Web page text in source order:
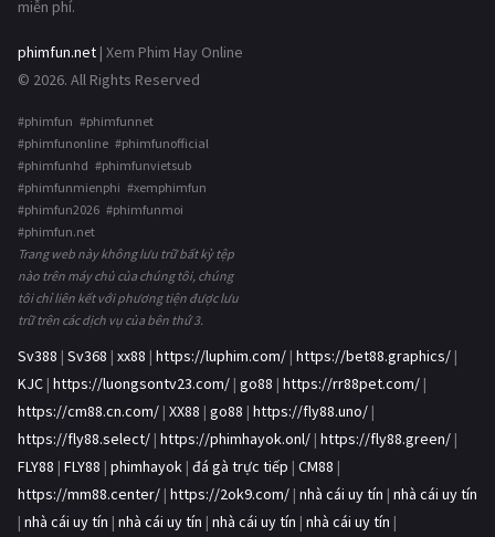
miễn phí.
phimfun.net | Xem Phim Hay Online
© 2026. All Rights Reserved
#phimfun #phimfunnet
#phimfunonline #phimfunofficial
#phimfunhd #phimfunvietsub
#phimfunmienphi #xemphimfun
#phimfun2026 #phimfunmoi
#phimfun.net
Trang web này không lưu trữ bất kỳ tệp
nào trên máy chủ của chúng tôi, chúng
tôi chỉ liên kết với phương tiện được lưu
trữ trên các dịch vụ của bên thứ 3.
Sv388 | Sv368 | xx88 | https://luphim.com/ | https://bet88.graphics/ |
KJC | https://luongsontv23.com/ | go88 | https://rr88pet.com/ |
https://cm88.cn.com/ | XX88 | go88 | https://fly88.uno/ |
https://fly88.select/ | https://phimhayok.onl/ | https://fly88.green/ |
FLY88 | FLY88 | phimhayok | đá gà trực tiếp | CM88 |
https://mm88.center/ | https://2ok9.com/ | nhà cái uy tín | nhà cái uy tín
| nhà cái uy tín | nhà cái uy tín | nhà cái uy tín | nhà cái uy tín |